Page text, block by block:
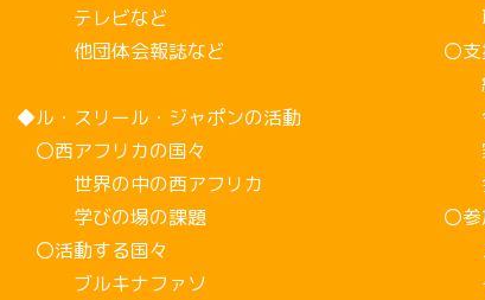
テレビなど
他団体会報誌など
◆ル・スリール・ジャポンの活動
〇西アフリカの国々
世界の中の西アフリカ
学びの場の課題
〇活動する国々
ブルキナファソ
取
〇支
継
今
家
会
〇参
ス
イ